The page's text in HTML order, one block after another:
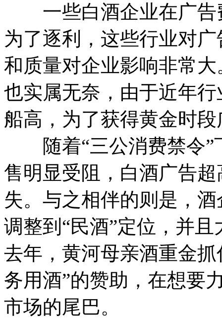
一些白酒企业在广告
为了逐利，这些行业对
和质量对企业影响非常
也实属无奈，由于近年
船高，为了获得黄金时
随着“三公消费禁令”
售明显受阻，白酒广告
失。与之相伴的则是，
调整到“民酒”定位，并
去年，黄河母亲酒重金
务用酒”的赞助，在想要
市场的尾巴。